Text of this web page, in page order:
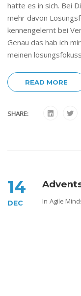
hatte es in sich. Bei
mehr davon
kennengelernt bei
Genau das hab ich
meinen
READ MORE
SHARE:
14
DEC In Agile